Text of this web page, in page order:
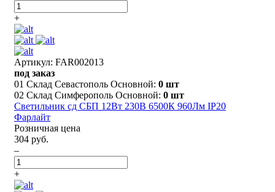
+
Артикул: FAR002013
под заказ
01 Склад Севастополь Основной: 0 шт
02 Склад Симферополь Основной: 0 шт
Светильник сд СБП 12Вт 230В 6500К 960Лм IP20
Фарлайт
Розничная цена
304 руб.
–
+